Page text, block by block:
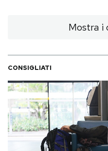
Mostra i
CONSIGLIATI